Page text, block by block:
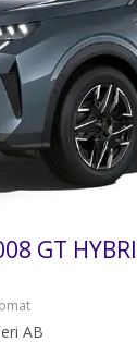
GT
AB